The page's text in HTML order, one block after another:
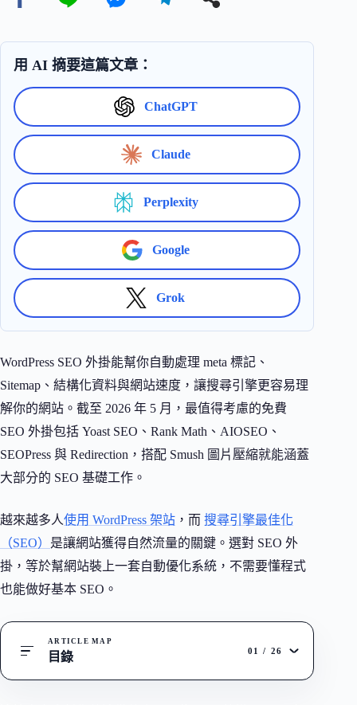
用 AI 摘要這篇文章：
ChatGPT
Claude
Perplexity
Google
Grok
WordPress SEO 外掛能幫你自動處理 meta 標記、
Sitemap、結構化資料與網站速度，讓搜尋引擎更容易理
解你的網站。截至 2026 年 5 月，最值得考慮的免費
SEO 外掛包括 Yoast SEO、Rank Math、AIOSEO、
SEOPress 與 Redirection，搭配 Smush 圖片壓縮就能涵蓋
大部分的 SEO 基礎工作。
越來越多人使用 WordPress 架站 ，而 搜尋引擎最佳化
（SEO） 是讓網站獲得自然流量的關鍵。選對 SEO 外
掛，等於幫網站裝上一套自動優化系統，不需要懂程式
也能做好基本 SEO。
ARTICLE MAP
目錄 01 / 26